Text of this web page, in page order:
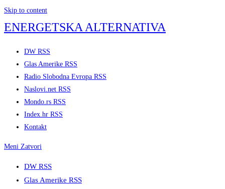
Skip to content
ENERGETSKA ALTERNATIVA
DW RSS
Glas Amerike RSS
Radio Slobodna Evropa RSS
Naslovi.net RSS
Mondo.rs RSS
Index.hr RSS
Kontakt
Meni Zatvori
DW RSS
Glas Amerike RSS